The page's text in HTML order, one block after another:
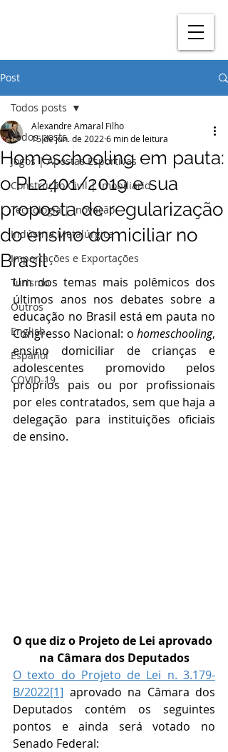
Post
Todos posts
Jogos | Apostas Esportivas
Construção Civil | Imobiliário
Tecnologia | Inovação
Indústria Metalúrgica
Importações e Exportações
Turismo
Outros
English
Español
COVID-19
Todos posts
Homeschooling em pauta:
o PL2401/2019 e sua
proposta de regularização
do ensino domiciliar no
Brasil
Alexandre Amaral Filho
15 de jun. de 2022 6 min de leitura
Um dos temas mais polêmicos dos
últimos anos nos debates sobre a
educação no Brasil está em pauta no
Congresso Nacional: o homeschooling,
ensino domiciliar de crianças e
adolescentes promovido pelos
próprios pais ou por profissionais
por eles contratados, sem que haja a
delegação para instituições oficiais
de ensino.
O que diz o Projeto de Lei aprovado
na Câmara dos Deputados
O texto do Projeto de Lei n. 3.179-
B/2022[1] aprovado na Câmara dos
Deputados contém os seguintes
pontos e ainda será votado no
Senado Federal: